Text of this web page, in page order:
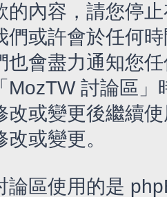
的內容，請您停
們或許會於任何
也會盡力通知您
MozTW 討論區
改或變更後繼續
或變更。
論區使用的是